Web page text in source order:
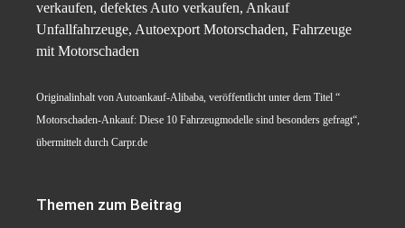
verkaufen, defektes Auto verkaufen, Ankauf
Unfallfahrzeuge, Autoexport Motorschaden, Fahrzeuge
mit Motorschaden
Originalinhalt von Autoankauf-Alibaba, veröffentlicht unter dem Titel “
Motorschaden-Ankauf: Diese 10 Fahrzeugmodelle sind besonders gefragt“,
übermittelt durch Carpr.de
Themen zum Beitrag